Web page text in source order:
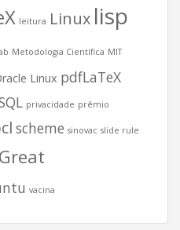
leitura Linux lisp
Metodologia Científica MIT
Linux pdfLaTeX
privacidade prêmio
scheme sinovac slide rule
vacina